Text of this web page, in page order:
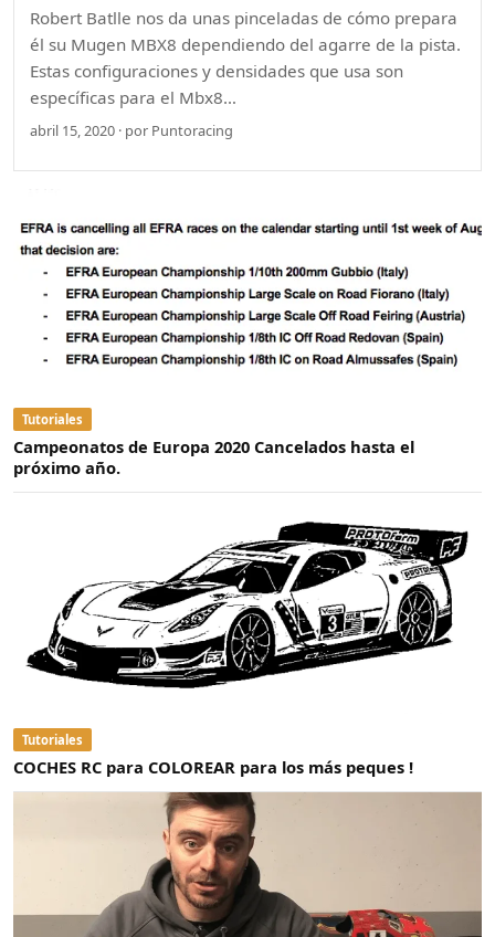
Robert Batlle nos da unas pinceladas de cómo prepara
él su Mugen MBX8 dependiendo del agarre de la pista.
Estas configuraciones y densidades que usa son
específicas para el Mbx8…
abril 15, 2020 · por Puntoracing
Tutoriales
Campeonatos de Europa 2020 Cancelados hasta el
próximo año.
Tutoriales
COCHES RC para COLOREAR para los más peques !